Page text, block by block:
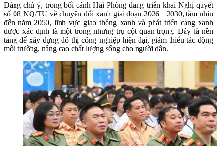
Đáng chú ý, trong bối cảnh Hải Phòng đang triển khai Nghị quyết
số 08-NQ/TU về chuyển đổi xanh giai đoạn 2026 - 2030, tầm nhìn
đến năm 2050, lĩnh vực giao thông xanh và phát triển cảng xanh
được xác định là một trong những trụ cột quan trọng. Đây là nền
tảng để xây dựng đô thị công nghiệp hiện đại, giảm thiểu tác động
môi trường, nâng cao chất lượng sống cho người dân.